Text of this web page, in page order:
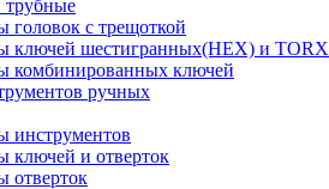
головок c трещоткой
ключей шестигранных(HEX) и TORX
комбинированных ключей
ручных
инструментов
ключей и отверток
отверток